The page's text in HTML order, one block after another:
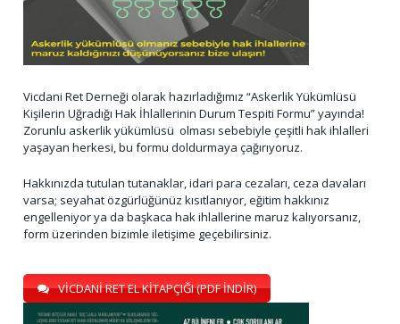
Vicdani Ret Derneği olarak hazırladığımız “Askerlik Yükümlüsü
Kişilerin Uğradığı Hak İhlallerinin Durum Tespiti Formu” yayında!
Zorunlu askerlik yükümlüsü olması sebebiyle çeşitli hak ihlalleri
yaşayan herkesi, bu formu doldurmaya çağırıyoruz.
Hakkınızda tutulan tutanaklar, idari para cezaları, ceza davaları
varsa; seyahat özgürlüğünüz kısıtlanıyor, eğitim hakkınız
engelleniyor ya da başkaca hak ihlallerine maruz kalıyorsanız,
form üzerinden bizimle iletişime geçebilirsiniz.
VİCDANİ RET EL KİTAPÇIĞI (PDF İNDİR)